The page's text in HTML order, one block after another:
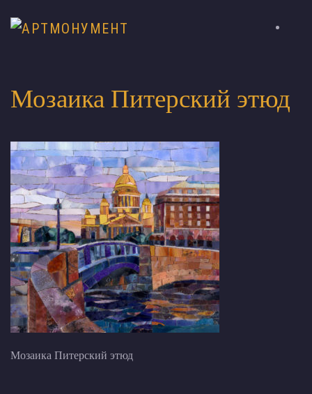
Мозаика Питерский этюд
Мозаика Питерский этюд